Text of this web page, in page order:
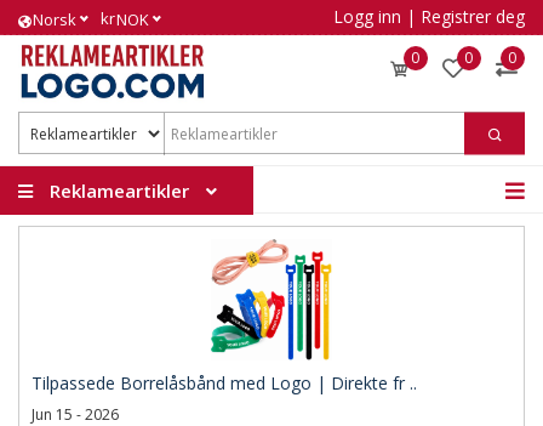
Norsk krNOK Logg inn | Registrer deg
0 0 0
Reklameartikler
Tilpassede Borrelåsbånd med Logo | Direkte fr ..
Jun 15 - 2026